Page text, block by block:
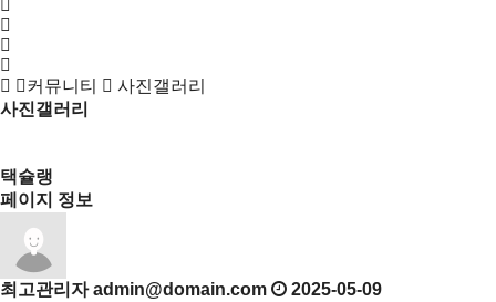
커뮤니티
사진갤러리
사진갤러리
택슐랭
페이지 정보
최고관리자 admin@domain.com
2025-05-09